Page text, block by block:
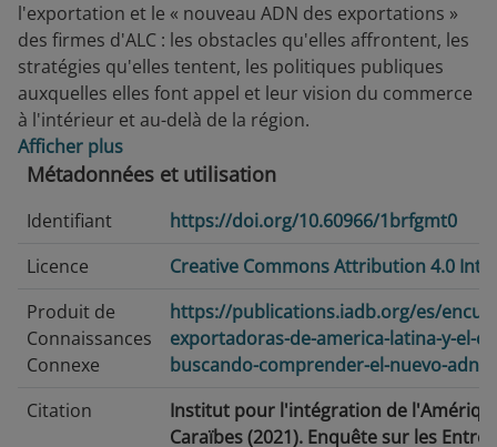
l'exportation et le « nouveau ADN des exportations »
des firmes d'ALC : les obstacles qu'elles affrontent, les
stratégies qu'elles tentent, les politiques publiques
auxquelles elles font appel et leur vision du commerce
à l'intérieur et au-delà de la région.
Afficher plus
Métadonnées et utilisation
Identifiant
https://doi.org/10.60966/1brfgmt0
Licence
Creative Commons Attribution 4.0
Produit de
Connaissances
Connexe
https://publications.iadb.org/es/
exportadoras-de-america-latina-y-el-
buscando-comprender-el-nuevo-adn-0
Citation
Institut pour l'intégration de
Caraïbes (2021). Enquête sur les